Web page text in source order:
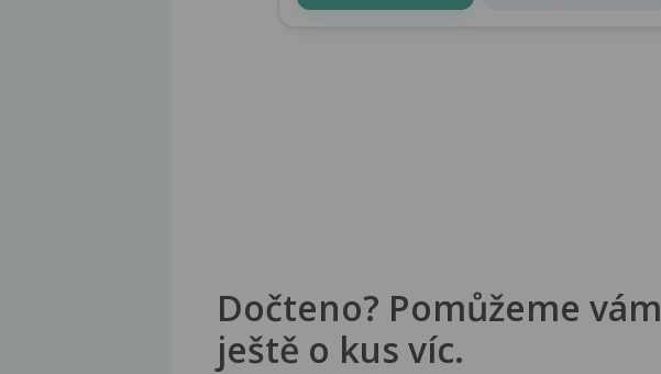
Dočteno? Pomůžeme vám
ještě o kus víc.